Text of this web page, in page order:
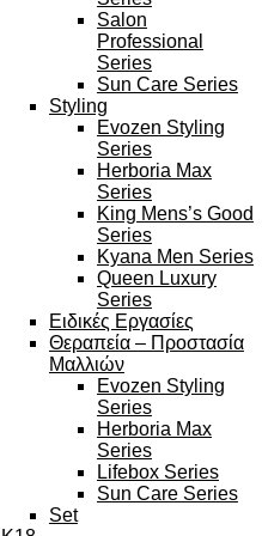
Salon
Professional
Series
Sun Care Series
Styling
Evozen Styling
Series
Herboria Max
Series
King Mens’s Good
Series
Kyana Men Series
Queen Luxury
Series
Ειδικές Εργασίες
Θεραπεία – Προστασία
Μαλλιών
Evozen Styling
Series
Herboria Max
Series
Lifebox Series
Sun Care Series
Set